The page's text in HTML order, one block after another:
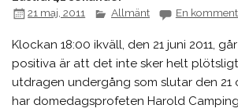
21 maj, 2011
Allmänt En
Klockan 18:00 ikväll, den 21 juni 2011,
positiva är att det inte sker helt
utdragen undergång som slutar den 21
har domedagsprofeten Harold